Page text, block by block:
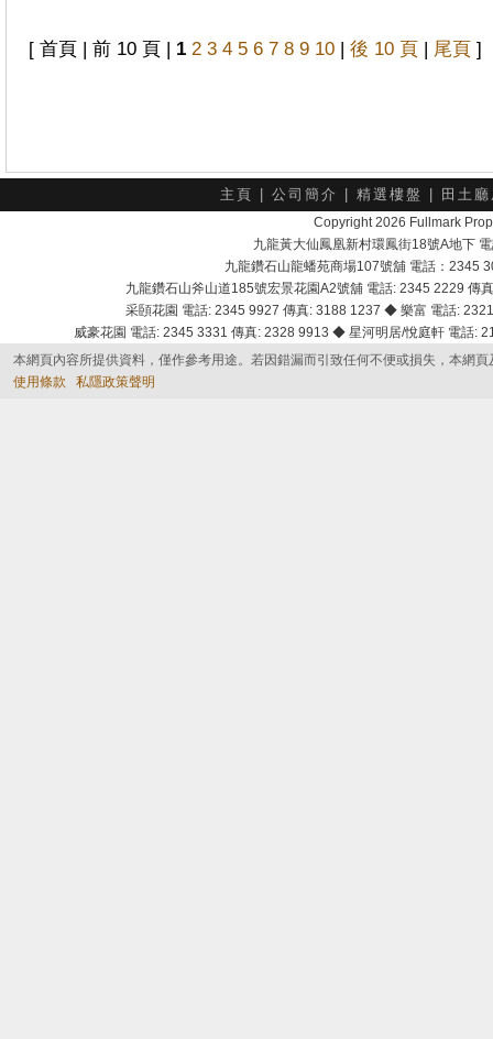
[ 首頁 | 前 10 頁 | 1 2 3 4 5 6 7 8 9 10 | 後 10 頁 | 尾頁 ]
主頁 公司簡介 精選樓盤 田土
Copyright 2026 Fullmark
九龍黃大仙鳳凰新村環鳳街18號A地下
九龍鑽石山龍蟠苑商場107號舖 電話：2345
九龍鑽石山斧山道185號宏景花園A2號舖 電話: 2345 2229
采頣花園 電話: 2345 9927 傳真: 3188 1237 ◆ 樂富 電話:
威豪花園 電話: 2345 3331 傳真: 2328 9913 ◆ 星河明居/悅庭軒 電話
本網頁內容所提供資料，僅作參考用途。若因錯漏而引致任何不便或損失，本網
使用條款
私隱政策聲明